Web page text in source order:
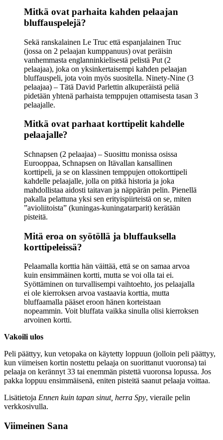
Mitkä ovat parhaita kahden pelaajan
bluffauspelejä?
Sekä ranskalainen Le Truc että espanjalainen Truc
(jossa on 2 pelaajan kumppanuus) ovat peräisin
vanhemmasta englanninkielisestä pelistä Put (2
pelaajaa), joka on yksinkertaisempi kahden pelaajan
bluffauspeli, jota voin myös suositella. Ninety-Nine (3
pelaajaa) – Tätä David Parlettin alkuperäistä peliä
pidetään yhtenä parhaista temppujen ottamisesta tasan 3
pelaajalle.
Mitkä ovat parhaat korttipelit kahdelle
pelaajalle?
Schnapsen (2 pelaajaa) – Suosittu monissa osissa
Eurooppaa, Schnapsen on Itävallan kansallinen
korttipeli, ja se on klassinen temppujen ottokorttipeli
kahdelle pelaajalle, jolla on pitkä historia ja joka
mahdollistaa aidosti taitavan ja näppärän pelin. Pienellä
pakalla pelattuna yksi sen erityispiirteistä on se, miten
”avioliitoista” (kuningas-kuningatarparit) kerätään
pisteitä.
Mitä eroa on syötöllä ja bluffauksella
korttipeleissä?
Pelaamalla korttia hän väittää, että se on samaa arvoa
kuin ensimmäinen kortti, mutta se voi olla tai ei.
Syöttäminen on turvallisempi vaihtoehto, jos pelaajalla
ei ole kierroksen arvoa vastaavia korttia, mutta
bluffaamalla pääset eroon hänen korteistaan ​​
nopeammin. Voit bluffata vaikka sinulla olisi kierroksen
arvoinen kortti.
Vakoili ulos
Peli päättyy, kun vetopaka on käytetty loppuun (jolloin peli päättyy,
kun viimeisen kortin nostettu pelaaja on suorittanut vuoronsa) tai
pelaaja on kerännyt 33 tai enemmän pistettä vuoronsa lopussa. Jos
pakka loppuu ensimmäisenä, eniten pisteitä saanut pelaaja voittaa.
Lisätietoja Ennen kuin tapan sinut, herra Spy, vieraile pelin
verkkosivulla.
Viimeinen Sana